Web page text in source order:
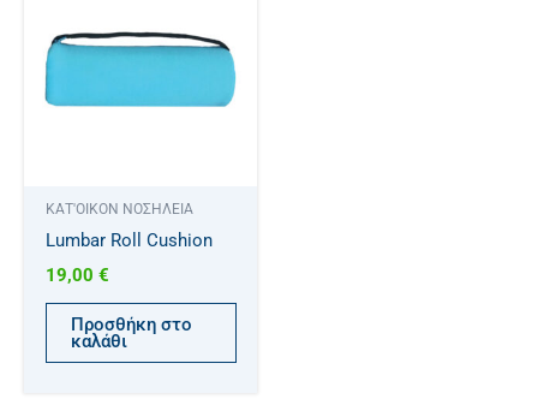
ΚΑΤ'ΟΙΚΟΝ ΝΟΣΗΛΕΙΑ
Lumbar Roll Cushion
19,00 €
Προσθήκη στο
καλάθι